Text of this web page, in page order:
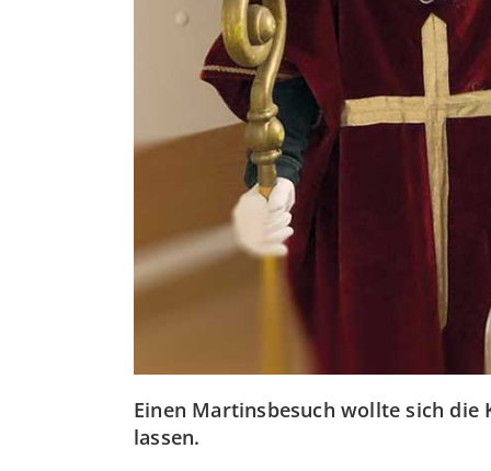
Einen Martinsbesuch wollte sich die
lassen.